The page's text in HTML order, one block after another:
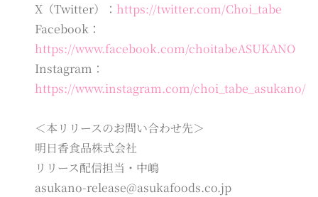
X（Twitter）： https://twitter.com/Choi_tabe
Facebook：
https://www.facebook.com/choitabeASUKANO
Instagram：
https://www.instagram.com/choi_tabe_asukano/
＜本リリースのお問い合わせ先＞
明日香食品株式会社
リリース配信担当・中嶋
asukano-release@asukafoods.co.jp